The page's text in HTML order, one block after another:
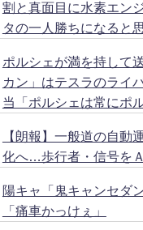
割と真面目に水素エン
タの一人勝ちになると
ポルシェが満を持して
カン」はテスラのライ
当「ポルシェは常にポ
【朗報】一般道の自動
化へ…歩行者・信号を
陽キャ「鬼キャンセダ
「痛車かっけぇ」